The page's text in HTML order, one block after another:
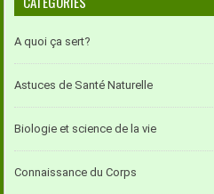
A quoi ça sert?
Astuces de Santé Naturelle
Biologie et science de la vie
Connaissance du Corps